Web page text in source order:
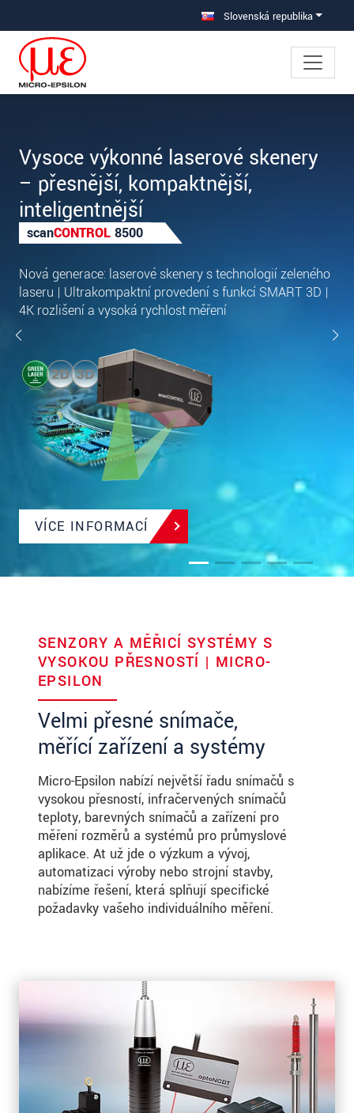
Prejdite priamo na hlavnú navigáciu Slovenská republika
Vysoce výkonné laserové skenery
– přesnější, kompaktnější,
inteligentnější
scanCONTROL 8500
Nová generace: laserové skenery s technologií zeleného
laseru | Ultrakompaktní provedení s funkcí SMART 3D |
4K rozlišení a vysoká rychlost měření
VÍCE INFORMACÍ
SENZORY A MĚŘICÍ SYSTÉMY S
VYSOKOU PŘESNOSTÍ | MICRO-
EPSILON
Velmi přesné snímače,
měřící zařízení a systémy
Micro-Epsilon nabízí největší řadu snímačů s
vysokou přesností, infračervených snímačů
teploty, barevných snímačů a zařízení pro
měření rozměrů a systémů pro průmyslové
aplikace. Ať už jde o výzkum a vývoj,
automatizaci výroby nebo strojní stavby,
nabízíme řešení, která splňují specifické
požadavky vašeho individuálního měření.